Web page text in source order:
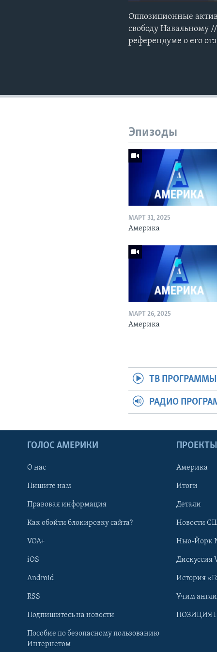
Learning English
Оппозиционные
свободу Навальному
референдуме о его
Эпизоды
МАРТ 31, 2025
Америка
МАРТ 26, 2025
Америка
ТВ ПРОГРАММЫ
РАДИО
ГОЛОС АМЕРИКИ
О нас
Пишите нам
Правовая информация
Как обойти блокировку сайта?
VOA+
iOS
Android
RSS
Подпишитесь на новости
Пособие по безопасному пользованию
Интернетом
ПРОЕКТЫ
Америка
Итоги
Детали
Новости
Нью-Йорк
Дискуссия
История
Учим
ПОЗИЦИЯ